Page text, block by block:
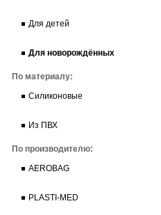
Для детей
Для новорождённых
По материалу:
Силиконовые
Из ПВХ
По производителю:
AEROBAG
PLASTI-MED